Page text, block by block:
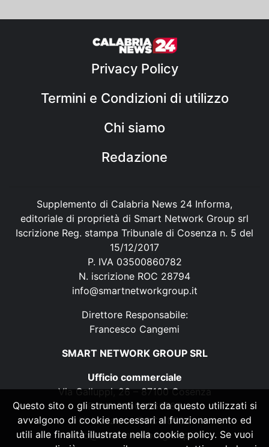
Privacy Policy
Termini e Condizioni di utilizzo
Chi siamo
Redazione
Supplemento di Calabria News 24 Informa,
editoriale di proprietà di Smart Network Group srl
Iscrizione Reg. stampa Tribunale di Cosenza n. 5 del
15/12/2017
P. IVA 03500860782
N. iscrizione ROC 28794
info@smartnetworkgroup.it
Direttore Responsabile:
Francesco Cangemi
SMART NETWORK GROUP SRL
Ufficio commerciale
Via Galluppi, 26 – 87100 Cosenza
P. IVA 03500860782
N. iscrizione ROC 28794
info@smartnetworkgroup.it
Questo sito o gli strumenti terzi da questo utilizzati si
avvalgono di cookie necessari al funzionamento ed
utili alle finalità illustrate nella cookie policy. Se vuoi